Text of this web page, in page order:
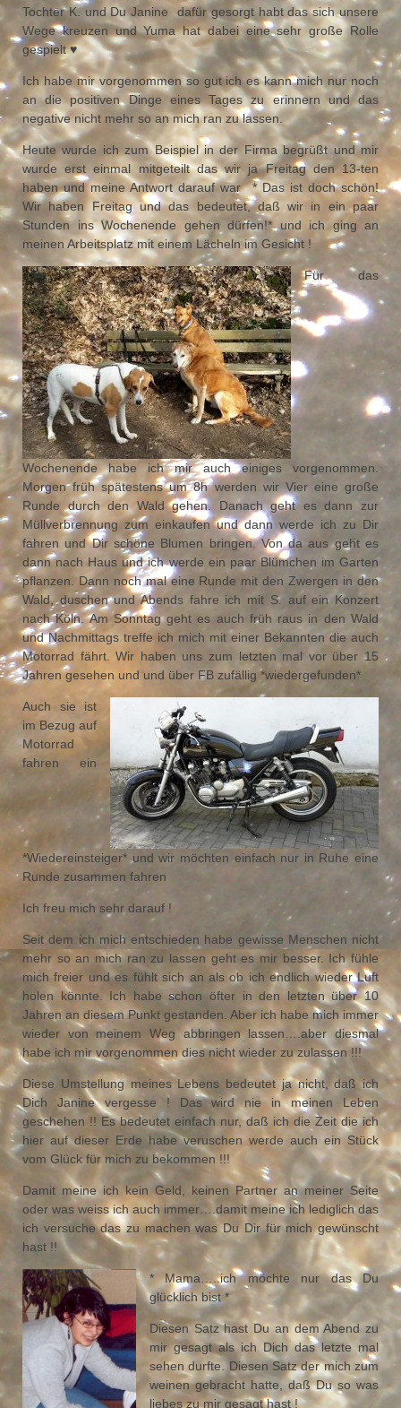
Tochter K. und Du Janine dafür gesorgt habt das sich unsere
Wege kreuzen und Yuma hat dabei eine sehr große Rolle
gespielt ♥
Ich habe mir vorgenommen so gut ich es kann mich nur noch
an die positiven Dinge eines Tages zu erinnern und das
negative nicht mehr so an mich ran zu lassen.
Heute wurde ich zum Beispiel in der Firma begrüßt und mir
wurde erst einmal mitgeteilt das wir ja Freitag den 13-ten
haben und meine Antwort darauf war * Das ist doch schön!
Wir haben Freitag und das bedeutet, daß wir in ein paar
Stunden ins Wochenende gehen dürfen!* und ich ging an
meinen Arbeitsplatz mit einem Lächeln im Gesicht !
Für das
Wochenende habe ich mir auch einiges vorgenommen.
Morgen früh spätestens um 8h werden wir Vier eine große
Runde durch den Wald gehen. Danach geht es dann zur
Müllverbrennung zum einkaufen und dann werde ich zu Dir
fahren und Dir schöne Blumen bringen. Von da aus geht es
dann nach Haus und ich werde ein paar Blümchen im Garten
pflanzen. Dann noch mal eine Runde mit den Zwergen in den
Wald, duschen und Abends fahre ich mit S. auf ein Konzert
nach Köln. Am Sonntag geht es auch früh raus in den Wald
und Nachmittags treffe ich mich mit einer Bekannten die auch
Motorrad fährt. Wir haben uns zum letzten mal vor über 15
Jahren gesehen und und über FB zufällig *wiedergefunden*
Auch sie ist
im Bezug auf
Motorrad
fahren ein
*Wiedereinsteiger* und wir möchten einfach nur in Ruhe eine
Runde zusammen fahren
Ich freu mich sehr darauf !
Seit dem ich mich entschieden habe gewisse Menschen nicht
mehr so an mich ran zu lassen geht es mir besser. Ich fühle
mich freier und es fühlt sich an als ob ich endlich wieder Luft
holen könnte. Ich habe schon öfter in den letzten über 10
Jahren an diesem Punkt gestanden. Aber ich habe mich immer
wieder von meinem Weg abbringen lassen….aber diesmal
habe ich mir vorgenommen dies nicht wieder zu zulassen !!!
Diese Umstellung meines Lebens bedeutet ja nicht, daß ich
Dich Janine vergesse ! Das wird nie in meinen Leben
geschehen !! Es bedeutet einfach nur, daß ich die Zeit die ich
hier auf dieser Erde habe veruschen werde auch ein Stück
vom Glück für mich zu bekommen !!!
Damit meine ich kein Geld, keinen Partner an meiner Seite
oder was weiss ich auch immer….damit meine ich lediglich das
ich versuche das zu machen was Du Dir für mich gewünscht
hast !!
* Mama…..ich möchte nur das Du
glücklich bist *
Diesen Satz hast Du an dem Abend zu
mir gesagt als ich Dich das letzte mal
sehen durfte. Diesen Satz der mich zum
weinen gebracht hatte, daß Du so was
liebes zu mir gesagt hast !